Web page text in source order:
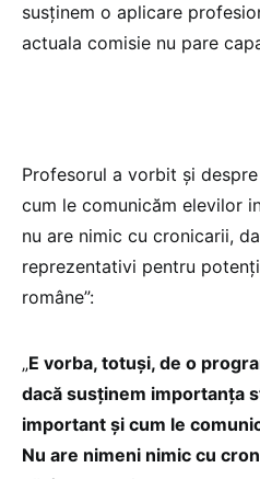
susținem o aplicare
actuala comisie nu pare
Profesorul a vorbit și
cum le comunicăm elevilor
nu are nimic cu cronicarii,
reprezentativi pentru
române”:
„E vorba, totuși, de o
dacă susținem importanța
important și cum le
Nu are nimeni nimic cu